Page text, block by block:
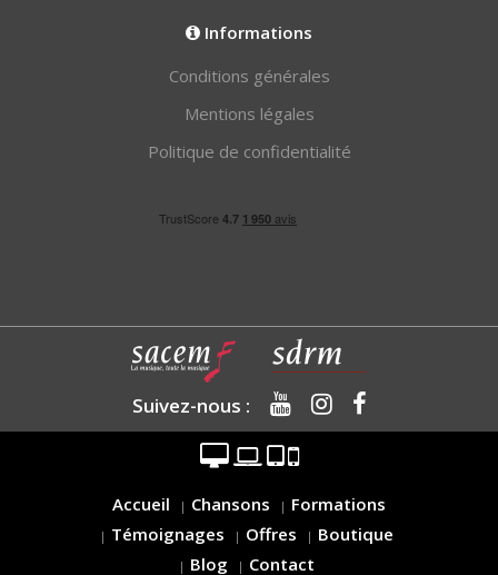
Informations
Conditions générales
Mentions légales
Politique de confidentialité
Suivez-nous :
Accueil Chansons
Formations
Témoignages
Offres
Boutique
Blog
Contact